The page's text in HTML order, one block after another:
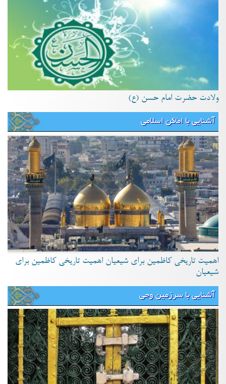
ولادت حضرت امام حسن (ع)
آشنایی با اماکن اسلامی
اهمیت تاریخی کاظمین برای شیعیان اهمیت تاریخی کاظمین برای
شیعیان
آشنایی با سرزمین وحی